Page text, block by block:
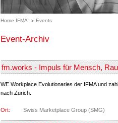
Home IFMA Events
Event-Archiv
fm.works - Impuls für Mensch,
WE.Workplace Evolutionaries der IFMA und
nach Zürich.
Ort: Swiss Marketplace Group (SMG)